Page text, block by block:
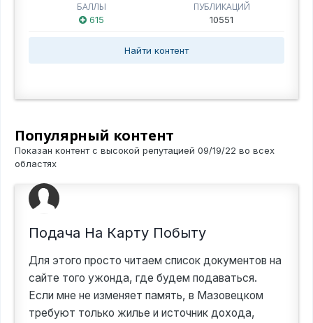
БАЛЛЫ
615
ПУБЛИКАЦИЙ
10551
Найти контент
Популярный контент
Показан контент с высокой репутацией 09/19/22 во всех
областях
Подача На Карту Побыту
Для этого просто читаем список документов на
сайте того ужонда, где будем подаваться.
Если мне не изменяет память, в Мазовецком
требуют только жилье и источник дохода,